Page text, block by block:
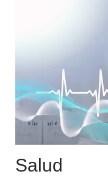
normativa
elaboración,
los más altos
alimentaria.
garantizan una
completa y
los alimentos.
Salud